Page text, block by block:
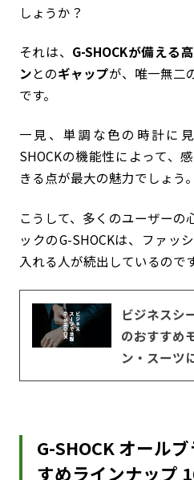
しょうか？
それは、 G-SHOCKが備える
ンとのギャップが、唯一無二
です。
一見、単調な色の時計に
SHOCKの機能性によって、
きる点が最大の魅力でしょう。
こうして、多くのユーザーの
ックのG-SHOCKは、ファッ
入れる人が続出しているのです
ビジネスシ
のおすすめ
ン・スーツ
G-SHOCK オール
すめラインナップ